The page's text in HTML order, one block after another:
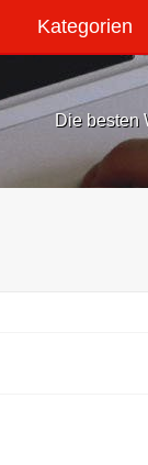
Kategorien
Die besten